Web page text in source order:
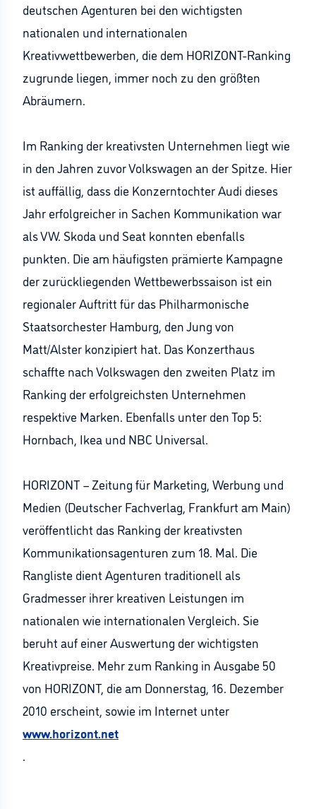
deutschen Agenturen bei den wichtigsten
nationalen und internationalen
Kreativwettbewerben, die dem HORIZONT-Ranking
zugrunde liegen, immer noch zu den größten
Abräumern.
Im Ranking der kreativsten Unternehmen liegt wie
in den Jahren zuvor Volkswagen an der Spitze. Hier
ist auffällig, dass die Konzerntochter Audi dieses
Jahr erfolgreicher in Sachen Kommunikation war
als VW. Skoda und Seat konnten ebenfalls
punkten. Die am häufigsten prämierte Kampagne
der zurückliegenden Wettbewerbssaison ist ein
regionaler Auftritt für das Philharmonische
Staatsorchester Hamburg, den Jung von
Matt/Alster konzipiert hat. Das Konzerthaus
schaffte nach Volkswagen den zweiten Platz im
Ranking der erfolgreichsten Unternehmen
respektive Marken. Ebenfalls unter den Top 5:
Hornbach, Ikea und NBC Universal.
HORIZONT – Zeitung für Marketing, Werbung und
Medien (Deutscher Fachverlag, Frankfurt am Main)
veröffentlicht das Ranking der kreativsten
Kommunikationsagenturen zum 18. Mal. Die
Rangliste dient Agenturen traditionell als
Gradmesser ihrer kreativen Leistungen im
nationalen wie internationalen Vergleich. Sie
beruht auf einer Auswertung der wichtigsten
Kreativpreise. Mehr zum Ranking in Ausgabe 50
von HORIZONT, die am Donnerstag, 16. Dezember
2010 erscheint, sowie im Internet unter
www.horizont.net
.